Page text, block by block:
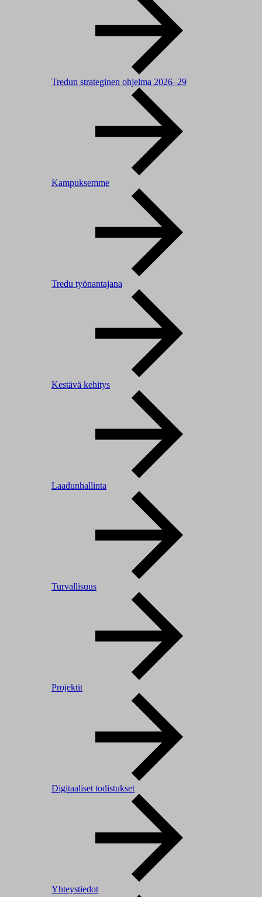
Tredun strateginen ohjelma 2026–29
Kampuksemme
Tredu työnantajana
Kestävä kehitys
Laadunhallinta
Turvallisuus
Projektit
Digitaaliset todistukset
Yhteystiedot